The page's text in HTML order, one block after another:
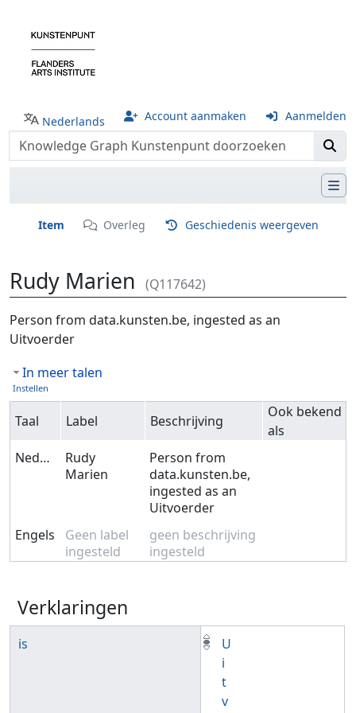
Nederlands Account aanmaken Aanmelden
Item Overleg Geschiedenis weergeven
Rudy Marien (Q117642)
Ga naar:navigatie,zoeken
Person from data.kunsten.be, ingested as an
Uitvoerder
In meer talen
Instellen
Taal Label Beschrijving
Ook bekend
als
Nederlands
Rudy
Marien
Person from
data.kunsten.be,
ingested as an
Uitvoerder
Engels
Geen label
ingesteld
geen beschrijving
ingesteld
Verklaringen
is
U
i
t
v